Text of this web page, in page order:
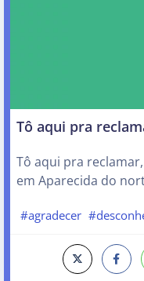
Tô aqui pra
Tô aqui pra
em Aparecida do
#agradecer